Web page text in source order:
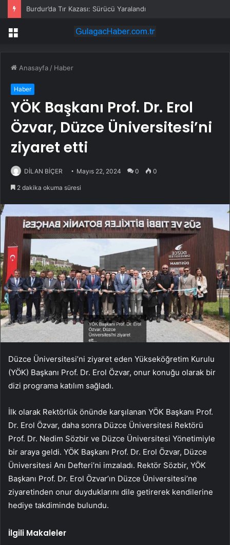
Burdur’da Tır Kazası: Sürücü Yaralandı
Menü
Anasayfa / Haber
Haber
YÖK Başkanı Prof. Dr. Erol
Özvar, Düzce Üniversitesi’ni
ziyaret etti
DİLAN BİÇER Mayıs 22, 2024 0 0
2 dakika okuma süresi
Düzce Üniversitesi’ni ziyaret eden Yükseköğretim Kurulu
(YÖK) Başkanı Prof. Dr. Erol Özvar, onur konuğu olarak bir
dizi programa katılım sağladı.
İlk olarak Rektörlük önünde karşılanan YÖK Başkanı Prof.
Dr. Erol Özvar, daha sonra Düzce Üniversitesi Rektörü
Prof. Dr. Nedim Sözbir ve Düzce Üniversitesi Yönetimiyle
bir araya geldi. YÖK Başkanı Prof. Dr. Erol Özvar, Düzce
Üniversitesi Anı Defteri’ni imzaladı. Rektör Sözbir, YÖK
Başkanı Prof. Dr. Erol Özvar’ın Düzce Üniversitesi’ne
ziyaretinden onur duyduklarını dile getirerek kendilerine
hediye takdiminde bulundu.
İlgili Makaleler